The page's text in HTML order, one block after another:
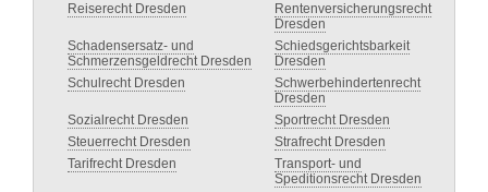
Reiserecht Dresden
Rentenversicherungsrecht
Dresden
Schadensersatz- und
Schmerzensgeldrecht Dresden
Schiedsgerichtsbarkeit
Dresden
Schulrecht Dresden
Schwerbehindertenrecht
Dresden
Sozialrecht Dresden
Sportrecht Dresden
Steuerrecht Dresden
Strafrecht Dresden
Tarifrecht Dresden
Transport- und
Speditionsrecht Dresden